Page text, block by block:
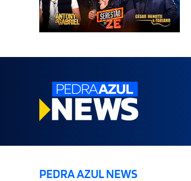
PEDRA AZUL NEWS